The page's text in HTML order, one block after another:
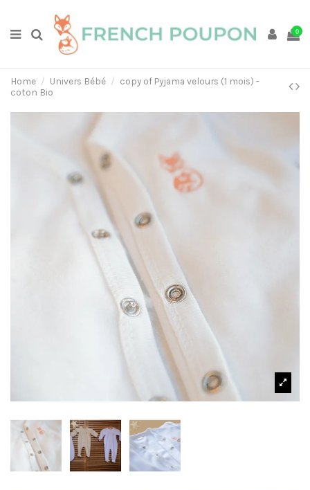
0
Home Univers Bébé
copy of Pyjama velours (1 mois) -
coton Bio